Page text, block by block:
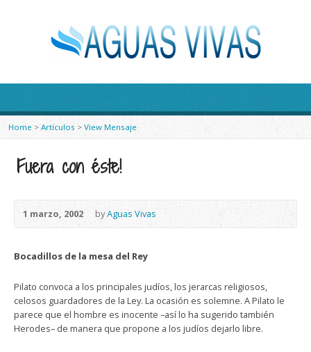
Home > Artículos > View Mensaje
¡Fuera con éste!
1 marzo, 2002 byAguas Vivas
Bocadillos de la mesa del Rey
Pilato convoca a los principales judíos, los jerarcas religiosos,
celosos guardadores de la Ley. La ocasión es solemne. A Pilato le
parece que el hombre es inocente –así lo ha sugerido también
Herodes– de manera que propone a los judíos dejarlo libre.